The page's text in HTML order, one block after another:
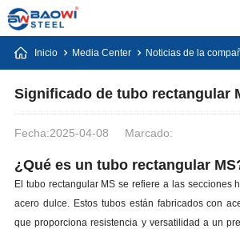
Inicio Media Center Noticias de la
Significado de tubo rectangular
Fecha:2025-04-08 Marcado:
¿Qué es un tubo rectangular
El tubo rectangular MS se refiere a las secciones
acero dulce. Estos tubos están fabricados con
que proporciona resistencia y versatilidad a un